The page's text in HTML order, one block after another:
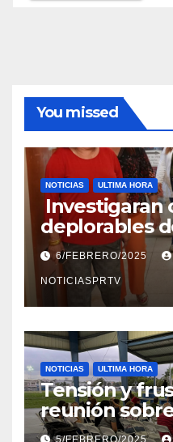
You missed
NOTICIAS ULTIMA HORA
Investigaran
deplorables
el
en Mayagüez
6/FEBRERO/2025
NOTICIASPRTV
NOTICIAS ULTIMA HORA
Tensión y
reunión
Reparto